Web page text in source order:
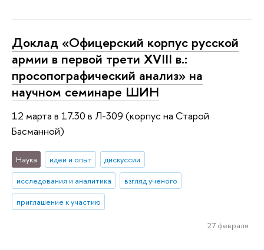
Доклад «Офицерский корпус русской
армии в первой трети XVIII в.:
просопографический анализ» на
научном семинаре ШИН
12 марта в 17.30 в Л-309 (корпус на Старой
Басманной)
Наука идеи и опыт
дискуссии
исследования и аналитика
взгляд ученого
приглашение к участию
27 февраля